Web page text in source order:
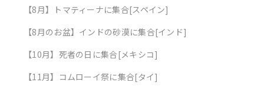
【8月】トマティーナに集合[スペイン]
【8月のお盆】インドの砂漠に集合[インド]
【10月】死者の日に集合[メキシコ]
【11月】コムローイ祭に集合[タイ]